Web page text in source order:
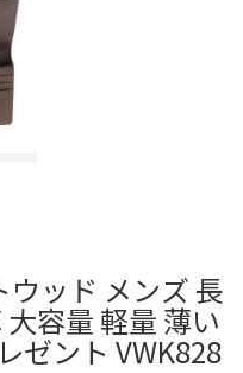
ッド メンズ 長
容量 軽量 薄い
ゼント VWK828